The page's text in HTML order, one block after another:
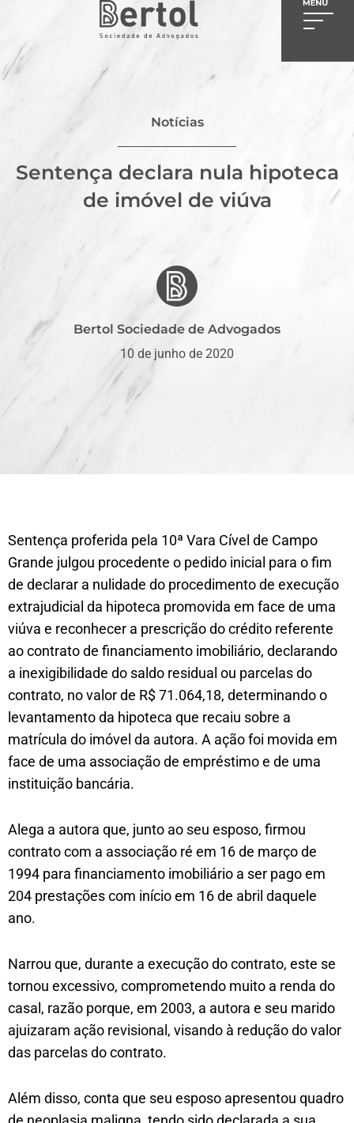
Notícias
Sentença declara nula hipoteca
de imóvel de viúva
Bertol Sociedade de Advogados
10 de junho de 2020
Sentença proferida pela 10ª Vara Cível de Campo
Grande julgou procedente o pedido inicial para o fim
de declarar a nulidade do procedimento de execução
extrajudicial da hipoteca promovida em face de uma
viúva e reconhecer a prescrição do crédito referente
ao contrato de financiamento imobiliário, declarando
a inexigibilidade do saldo residual ou parcelas do
contrato, no valor de R$ 71.064,18, determinando o
levantamento da hipoteca que recaiu sobre a
matrícula do imóvel da autora. A ação foi movida em
face de uma associação de empréstimo e de uma
instituição bancária.
Alega a autora que, junto ao seu esposo, firmou
contrato com a associação ré em 16 de março de
1994 para financiamento imobiliário a ser pago em
204 prestações com início em 16 de abril daquele
ano.
Narrou que, durante a execução do contrato, este se
tornou excessivo, comprometendo muito a renda do
casal, razão porque, em 2003, a autora e seu marido
ajuizaram ação revisional, visando à redução do valor
das parcelas do contrato.
Além disso, conta que seu esposo apresentou quadro